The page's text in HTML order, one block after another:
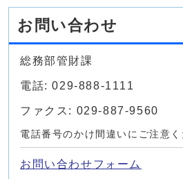
お問い合わせ
総務部管財課
電話: 029-888-1111
ファクス: 029-887-9560
電話番号のかけ間違いにご注意く
お問い合わせフォーム